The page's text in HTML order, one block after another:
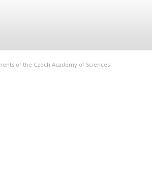
of the Czech Academy of Sciences